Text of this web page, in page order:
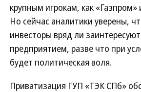
крупным игрокам, как
Но сейчас аналитики уверены,
инвесторы вряд ли
предприятием, разве что при
будет политическая воля.
Приватизация ГУП «ТЭК СПб»